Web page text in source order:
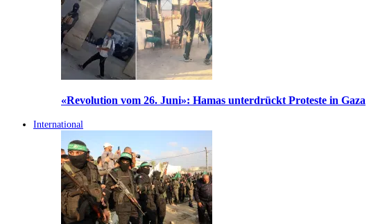
«Revolution vom 26. Juni»: Hamas unterdrückt Proteste in Gaza
International